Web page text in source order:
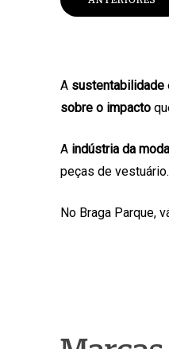
A sustentabilidade
sobre o impacto
A indústria da moda
peças de
No Braga Parque,